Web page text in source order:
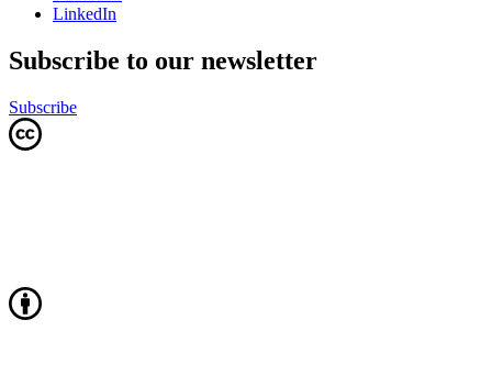
LinkedIn
Subscribe to our newsletter
Subscribe